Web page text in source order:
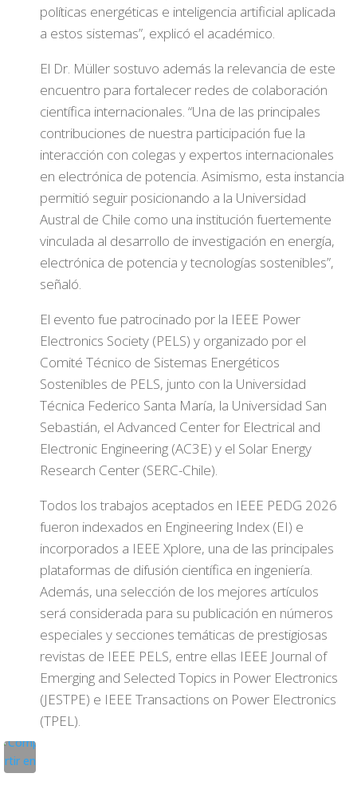
políticas energéticas e inteligencia artificial aplicada
a estos sistemas”, explicó el académico.
El Dr. Müller sostuvo además la relevancia de este
encuentro para fortalecer redes de colaboración
científica internacionales. “Una de las principales
contribuciones de nuestra participación fue la
interacción con colegas y expertos internacionales
en electrónica de potencia. Asimismo, esta instancia
permitió seguir posicionando a la Universidad
Austral de Chile como una institución fuertemente
vinculada al desarrollo de investigación en energía,
electrónica de potencia y tecnologías sostenibles”,
señaló.
El evento fue patrocinado por la IEEE Power
Electronics Society (PELS) y organizado por el
Comité Técnico de Sistemas Energéticos
Sostenibles de PELS, junto con la Universidad
Técnica Federico Santa María, la Universidad San
Sebastián, el Advanced Center for Electrical and
Electronic Engineering (AC3E) y el Solar Energy
Research Center (SERC-Chile).
Todos los trabajos aceptados en IEEE PEDG 2026
fueron indexados en Engineering Index (EI) e
incorporados a IEEE Xplore, una de las principales
plataformas de difusión científica en ingeniería.
Además, una selección de los mejores artículos
será considerada para su publicación en números
especiales y secciones temáticas de prestigiosas
revistas de IEEE PELS, entre ellas IEEE Journal of
Emerging and Selected Topics in Power Electronics
(JESTPE) e IEEE Transactions on Power Electronics
(TPEL).